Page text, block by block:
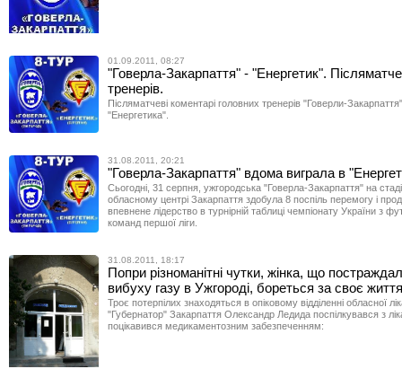
01.09.2011, 08:27
"Говерла-Закарпаття" - "Енергетик".
тренерів.
Післяматчеві коментарі головних тренерів "Говерли-
"Енергетика".
31.08.2011, 20:21
"Говерла-Закарпаття" вдома виграла в
Сьогодні, 31 серпня, ужгородська "Говерла-Закарпаття" на
обласному центрі Закарпаття здобула 8 поспіль перемогу і
впевнене лідерство в турнірній таблиці чемпіонату України з
команд першої ліги.
31.08.2011, 18:17
Попри різноманітні чутки, жінка, що
вибуху газу в Ужгороді, бореться за своє життя
Троє потерпілих знаходяться в опіковому відділенні обласної
"Губернатор" Закарпаття Олександр Ледида поспілкувався з
поцікавився медикаментозним забезпеченням: